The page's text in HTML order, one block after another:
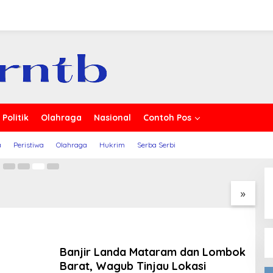
Politik Olahraga Nasional Contoh Pos
Peristiwa Olahraga Hukrim Serba Serbi
Petani Timu Ancam
»
Tingkat
Suci Putera
Banjir Landa Mataram dan Lombok
Barat, Wagub Tinjau Lokasi